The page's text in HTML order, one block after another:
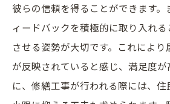
彼らの信頼を得ることができます。
ィードバックを積極的に取り入れ
させる姿勢が大切です。これによ
が反映されていると感じ、満足度が
に、修繕工事が行われる際には、